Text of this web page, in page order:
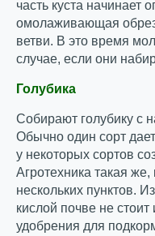
часть куста начинает
омолаживающая
ветви. В это время
случае, если они
Голубика
Собирают голубику с
Обычно один сорт
у некоторых сортов
Агротехника такая
нескольких пунктов.
кислой почве не стоит
удобрения для